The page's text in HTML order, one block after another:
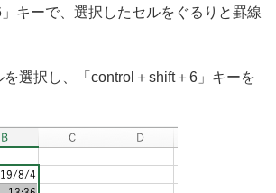
」キーで、選択したセルをぐるりと罫線
を選択し、「control＋shift＋6」キーを